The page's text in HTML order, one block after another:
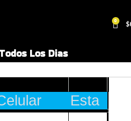
0 $
Los Dias